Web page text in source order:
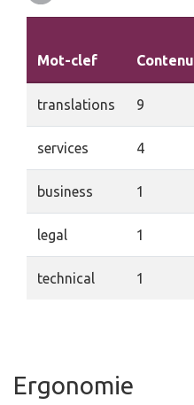
Mot-clef Contenu
translations 9
services 4
business 1
legal 1
technical 1
Ergonomie